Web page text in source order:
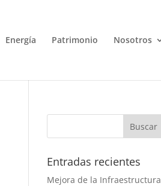
Energía Patrimonio Nosotros
Entradas recientes
Mejora de la Infraestructura